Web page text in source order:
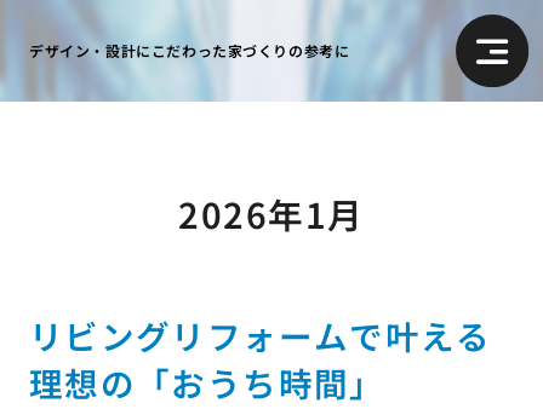
デザイン・設計にこだわった家づくりの参考に
2026年1月
リビングリフォームで叶える
理想の「おうち時間」